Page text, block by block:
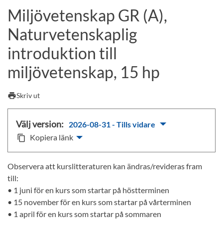
Andra söktjänster
Kurser och programKursplaner Välkomstbrev
Lediga jobb
Miljövetenskap GR (A),
Naturvetenskaplig
introduktion till
miljövetenskap, 15 hp
printSkriv ut
Välj version: 2026-08-31 - Tills vidare
content_copy Kopiera länk
Observera att kurslitteraturen kan ändras/revideras fram
till:
• 1 juni för en kurs som startar på höstterminen
• 15 november för en kurs som startar på vårterminen
• 1 april för en kurs som startar på sommaren